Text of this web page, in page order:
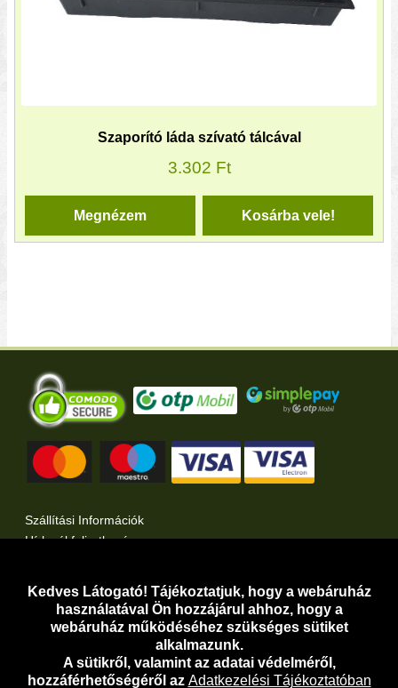
Szaporító láda szívató tálcával
3.302 Ft
Kosárba vele!
Megnézem
Szállítási Információk
Hírlevél feliratkozás
Adatvédelem
Adatkezelési Tájékoztató
Adathozzáférési Kérelem
Általános Szerződési Feltételek
Kedves Látogató! Tájékoztatjuk, hogy a webáruház
használatával Ön hozzájárul ahhoz, hogy a
webáruház működéséhez szükséges sütiket
alkalmazunk.
A sütikről, valamint az adatai védelméről,
hozzáférhetőségéről az Adatkezelési Tájékoztatóban